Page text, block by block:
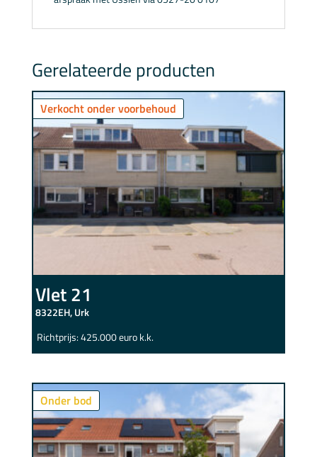
Gerelateerde producten
Verkocht onder voorbehoud
Vlet 21
8322EH, Urk
Richtprijs: 425.000 euro k.k.
Onder bod